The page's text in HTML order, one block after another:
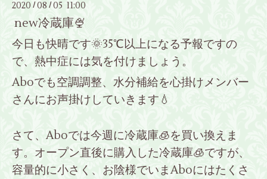
2020 /08 / 05 11:00
new冷蔵庫🍨
今日も快晴です🌞35℃以上になる予報ですの
で、熱中症には気を付けましょう。
Aboでも空調調整、水分補給を心掛けメンバー
さんにお声掛けしていきます💧
さて、Aboでは今週に冷蔵庫🧊を買い換えま
す。オープン直後に購入した冷蔵庫🧊ですが、
容量的に小さく、お陰様でいまAboにはたくさ